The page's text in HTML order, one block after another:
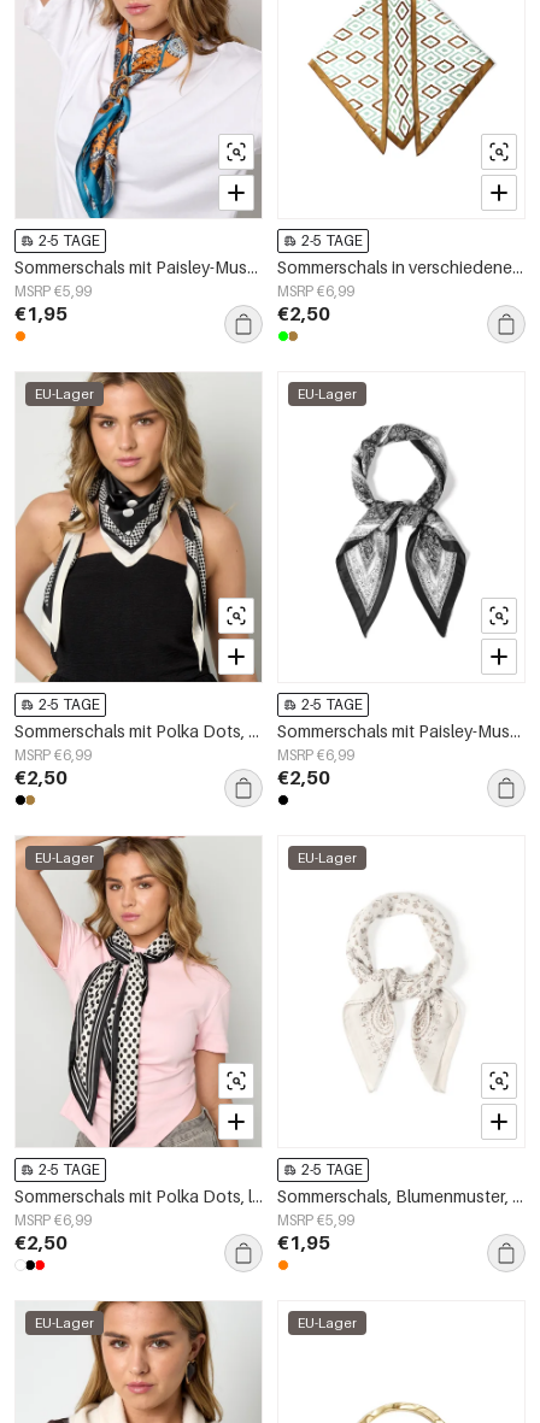
2-5 TAGE
Sommerschals mit Paisley-Muster, klassisches Polyester, Alltagsaccessoires
MSRP €5,99
€1,95
2-5 TAGE
Sommerschals in verschiedenen Farben, lässiges Polyester, Alltagsaccessoires
MSRP €6,99
€2,50
EU-Lager
2-5 TAGE
Sommerschals mit Polka Dots, Alltags-Polyester, Alltagsaccessoires
MSRP €6,99
€2,50
EU-Lager
2-5 TAGE
Sommerschals mit Paisley-Muster, lässiges Polyester, Alltagsaccessoires
MSRP €6,99
€2,50
EU-Lager
2-5 TAGE
Sommerschals mit Polka Dots, lässiges Polyester, Alltagsaccessoires
MSRP €6,99
€2,50
EU-Lager
2-5 TAGE
Sommerschals, Blumenmuster, Polyester, Alltagsaccessoires
MSRP €5,99
€1,95
EU-Lager EU-Lager